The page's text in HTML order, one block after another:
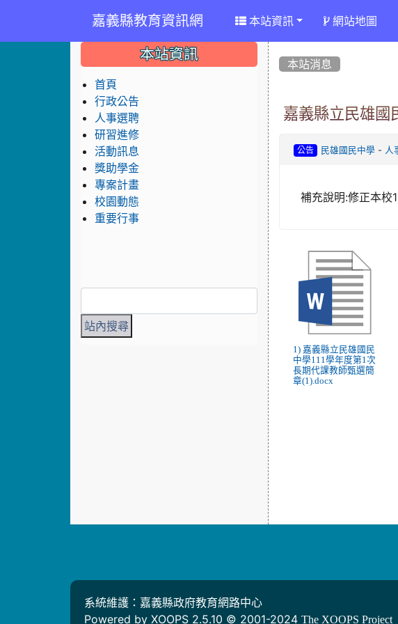
嘉義縣教育資訊網 本站資訊 網站地圖
本站消息
嘉義縣立民雄國
公告 民雄國民中學 - 人
補充說明:修正本校
1) 嘉義縣立民雄國民
中學111學年度第1次
長期代課教師甄選簡
章(1).docx
::: 本站資訊
首頁
行政公告
人事選聘
研習進修
活動訊息
獎助學金
專案計畫
校園動態
重要行事
系統維護：嘉義縣政府教育網路中心
Powered by XOOPS 2.5.10 © 2001-2024 The XOOPS Project